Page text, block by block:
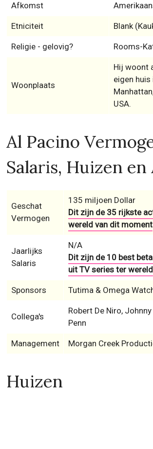
Afkomst
Etniciteit Blank
Religie - gelovig? Rooms-
Woonplaats
Hij woont
eigen huis
USA.
Al Pacino
Salaris, Huizen en
Geschat
Vermogen
135 miljoen Dollar
Dit zijn de 35 rijkste
wereld van dit moment
Jaarlijks
Salaris
N/A
Dit zijn de 10 best
uit TV series ter wereld
Sponsors Tutima & Omega
Collega's
Robert De Niro, Johnny
Penn
Management Morgan Creek
Huizen